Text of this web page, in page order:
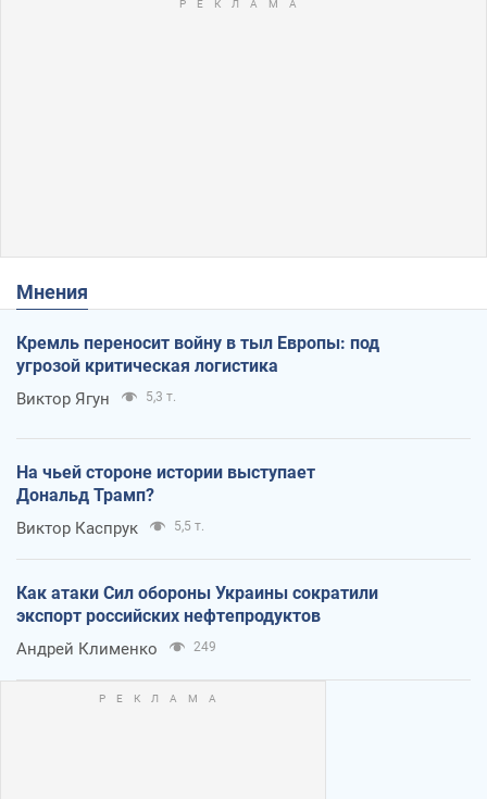
Мнения
Кремль переносит войну в тыл Европы: под
угрозой критическая логистика
Виктор Ягун 5,3 т.
На чьей стороне истории выступает
Дональд Трамп?
Виктор Каспрук 5,5 т.
Как атаки Сил обороны Украины сократили
экспорт российских нефтепродуктов
Андрей Клименко 249